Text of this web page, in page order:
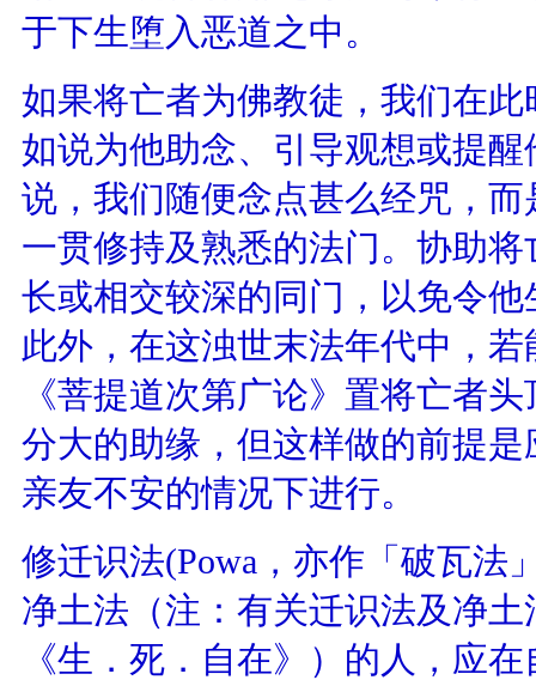
于下生堕入恶道之中。
如果将亡者为佛教徒，我们在
如说为他助念、引导观想或提
说，我们随便念点甚么经咒，
一贯修持及熟悉的法门。协助
长或相交较深的同门，以免令
此外，在这浊世末法年代中，
《菩提道次第广论》置将亡者
分大的助缘，但这样做的前提
亲友不安的情况下进行。
修迁识法(Powa，亦作「破瓦法
净土法（注：有关迁识法及净
《生．死．自在》）的人，应